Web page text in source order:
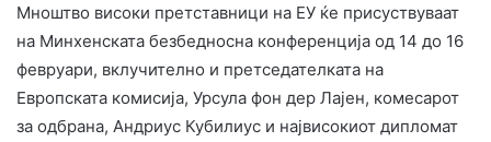
Мноштво високи претставници на ЕУ ќе присуствуваат
на Минхенската безбедносна конференција од 14 до 16
февруари, вклучително и претседателката на
Европската комисија, Урсула фон дер Лајен, комесарот
за одбрана, Андриус ​​Кубилиус и највисокиот дипломат